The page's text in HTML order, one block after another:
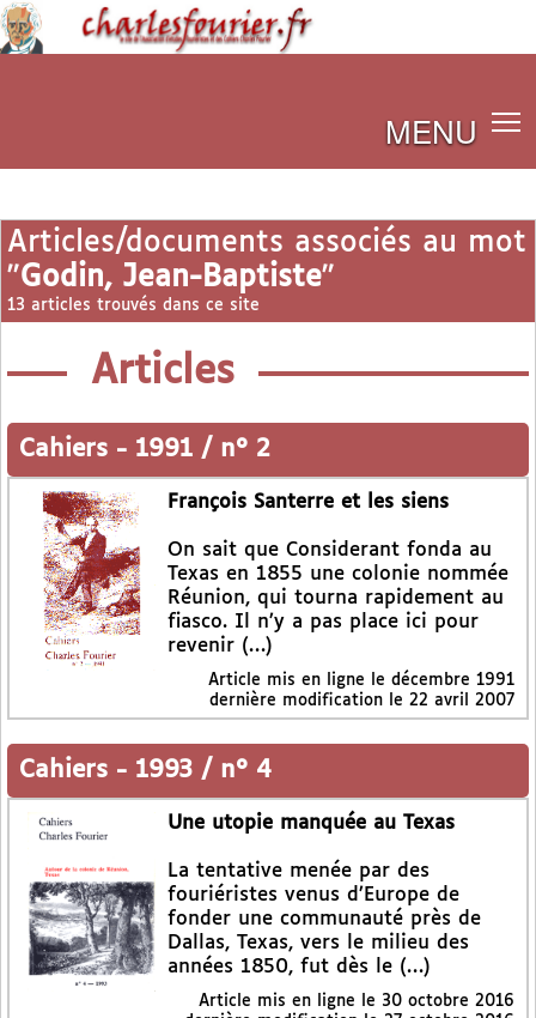
MENU
Articles/documents associés au mot
"Godin, Jean-Baptiste"
13 articles trouvés dans ce site
Articles
Cahiers - 1991 / n° 2
François Santerre et les siens
On sait que Considerant fonda au
Texas en 1855 une colonie nommée
Réunion, qui tourna rapidement au
fiasco. Il n’y a pas place ici pour
revenir (…)
Article mis en ligne le décembre 1991
dernière modification le 22 avril 2007
Cahiers - 1993 / n° 4
Une utopie manquée au Texas
La tentative menée par des
fouriéristes venus d’Europe de
fonder une communauté près de
Dallas, Texas, vers le milieu des
années 1850, fut dès le (…)
Article mis en ligne le 30 octobre 2016